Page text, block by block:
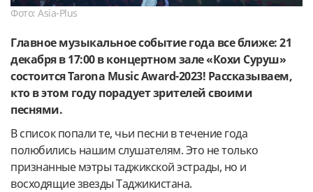
Фото: Asia-Plus
Главное музыкальное событие года все ближе: 21
декабря в 17:00 в концертном зале «Кохи Суруш»
состоится Tarona MusicAward-2023! Рассказываем,
кто в этом году порадует зрителей своими
песнями.
В список попали те, чьи песни в течение года
полюбились нашим слушателям. Это не только
признанные мэтры таджикской эстрады, но и
восходящие звезды Таджикистана.